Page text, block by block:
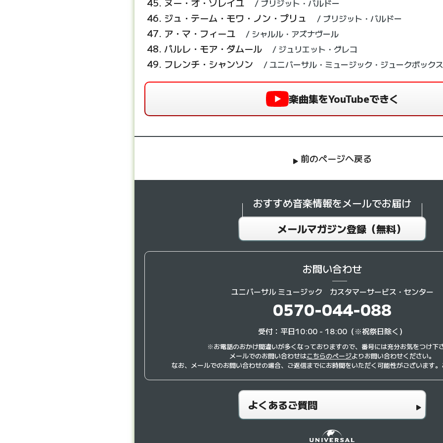
ブリジット・バルドー
ジュ・テーム・モワ・ノン・プリュ ブリジット・バルドー
ア・マ・フィーユ シャルル・アズナヴール
パルレ・モア・ダムール ジュリエット・グレコ
フレンチ・シャンソン ユニバーサル・ミュージック・ジュークボックス
楽曲集をYouTubeできく
前のページへ戻る
おすすめ音楽情報をメールでお届け
メールマガジン登録（無料）
お問い合わせ
ユニバーサル ミュージック カスタマーサービス・センター
0570-044-088
受付：平日10:00 - 18:00（※祝祭日除く）
※お電話のおかけ間違いが多くなっておりますので、番号には充分お気をつけ下
メールでのお問い合わせはこちらのページよりお問い合わせください。
なお、メールでのお問い合わせの場合、ご返信までにお時間をいただく可能性がございます
よくあるご質問